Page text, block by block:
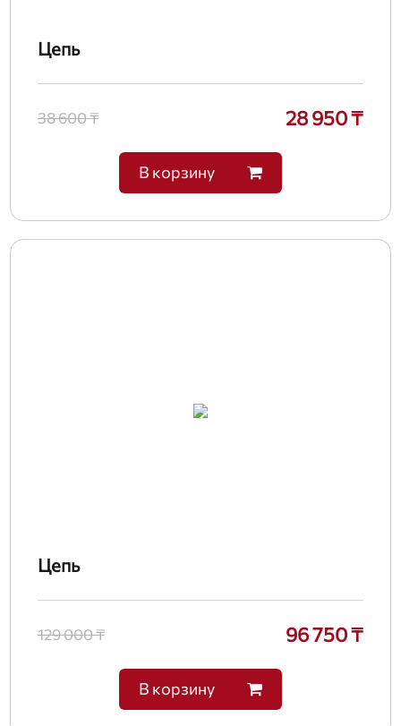
Цепь
38 600 ₸ 28 950 ₸
В корзину
Цепь
129 000 ₸ 96 750 ₸
В корзину